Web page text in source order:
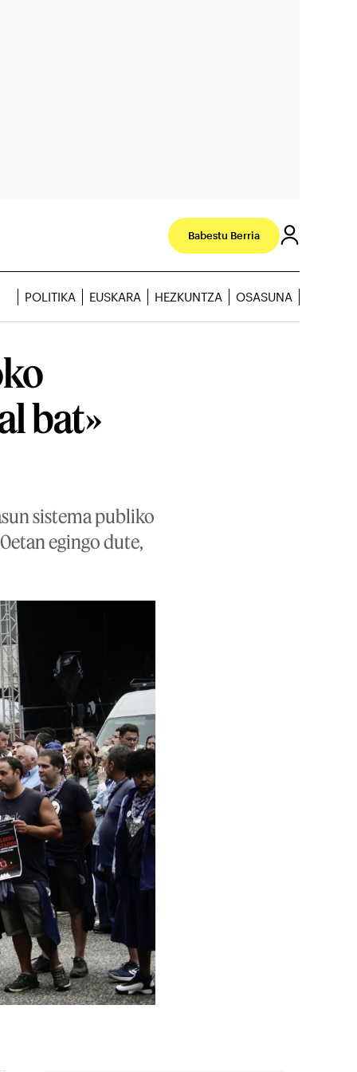
Babestu Berria
POLITIKA EUSKARA HEZKUNTZA OSASUNA
bat»
sistema publiko
egingo dute,